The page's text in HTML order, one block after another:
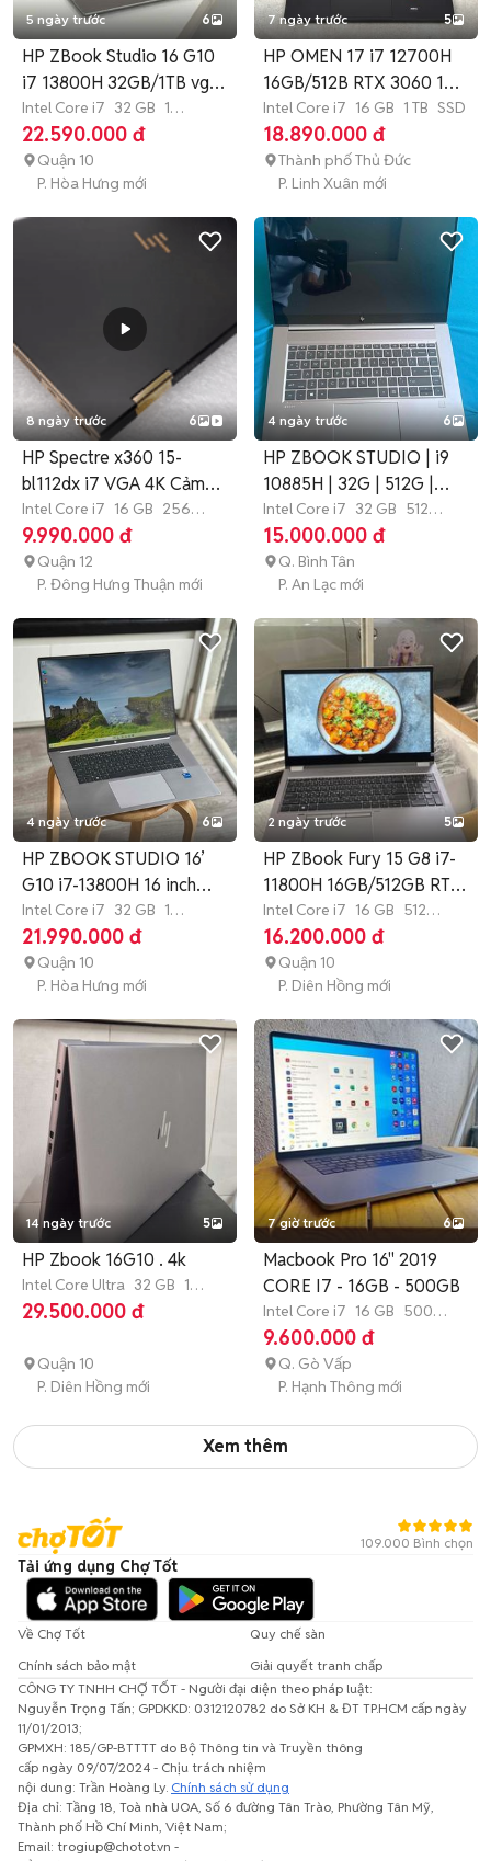
5 ngày trước 6
HP ZBook Studio 16 G10
i7 13800H 32GB/1TB vga
6gb
Intel Core i7 32 GB 1
TB
SSD
22.590.000 đ
Quận 10
P. Hòa Hưng mới
7 ngày trước 5
HP OMEN 17 i7 12700H
16GB/512B RTX 3060 17"
144hz
Intel Core i7 16 GB 1 TB SSD
18.890.000 đ
Thành phố Thủ Đức
P. Linh Xuân mới
8 ngày trước 6
HP Spectre x360 15-
bl112dx i7 VGA 4K Cảm
ứng x360
Intel Core i7 16 GB 256
GB SSD
9.990.000 đ
Quận 12
P. Đông Hưng Thuận mới
4 ngày trước 6
HP ZBOOK STUDIO | i9
10885H | 32G | 512G |
T2000
Intel Core i7 32 GB 512
GB SSD
15.000.000 đ
Q. Bình Tân
P. An Lạc mới
4 ngày trước 6
HP ZBOOK STUDIO 16’
G10 i7-13800H 16 inch
32GB/1TB
Intel Core i7 32 GB 1
TB SSD
21.990.000 đ
Quận 10
P. Hòa Hưng mới
2 ngày trước 5
HP ZBook Fury 15 G8 i7-
11800H 16GB/512GB RTX
A2000
Intel Core i7 16 GB 512
GB SSD
16.200.000 đ
Quận 10
P. Diên Hồng mới
14 ngày trước 5
HP Zbook 16G10 . 4k
Intel Core Ultra 32 GB 1
TB
SSD
29.500.000 đ
Quận 10
P. Diên Hồng mới
7 giờ trước 6
Macbook Pro 16" 2019
CORE I7 - 16GB - 500GB
Intel Core i7 16 GB 500
GB SSD
9.600.000 đ
Q. Gò Vấp
P. Hạnh Thông mới
Xem thêm
109.000 Bình chọn
Tải ứng dụng Chợ Tốt
Về Chợ Tốt
Quy chế sàn
Chính sách bảo mật
Giải quyết tranh chấp
CÔNG TY TNHH CHỢ TỐT - Người đại diện theo pháp luật:
Nguyễn Trọng Tấn; GPDKKD: 0312120782 do Sở KH & ĐT TP.HCM cấp ngày
11/01/2013;
GPMXH: 185/GP-BTTTT do Bộ Thông tin và Truyền thông
cấp ngày 09/07/2024 - Chịu trách nhiệm
nội dung: Trần Hoàng Ly. Chính sách sử dụng
Địa chỉ: Tầng 18, Toà nhà UOA, Số 6 đường Tân Trào, Phường Tân Mỹ,
Thành phố Hồ Chí Minh, Việt Nam;
Email: trogiup@chotot.vn -